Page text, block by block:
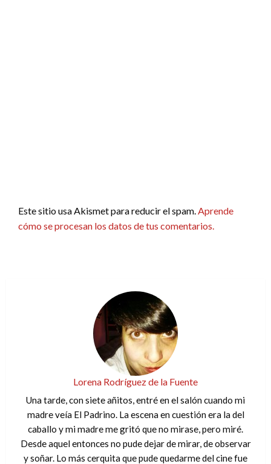
Este sitio usa Akismet para reducir el spam.Aprende
cómo se procesan los datos de tus comentarios.
Lorena Rodríguez de la Fuente
Una tarde, con siete añitos, entré en el salón cuando mi
madre veía El Padrino. La escena en cuestión era la del
caballo y mi madre me gritó que no mirase, pero miré.
Desde aquel entonces no pude dejar de mirar, de observar
y soñar. Lo más cerquita que pude quedarme del cine fue